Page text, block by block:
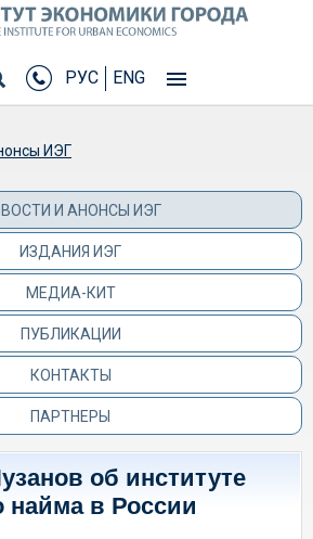
РУС ENG
ИЭГ
И АНОНСЫ ИЭГ
ИЗДАНИЯ ИЭГ
МЕДИА-КИТ
ПУБЛИКАЦИИ
КОНТАКТЫ
ПАРТНЕРЫ
об институте
найма в России